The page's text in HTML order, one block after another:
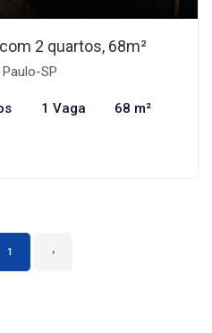
2 quartos, 68m²
SP
1 Vaga 68 m²
1 ›